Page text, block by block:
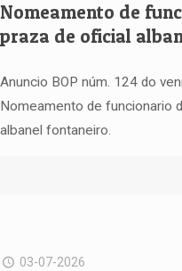
Nomeamento de
praza de oficial
Anuncio BOP núm. 124 do
Nomeamento de funcionario
albanel fontaneiro.
03-07-2026